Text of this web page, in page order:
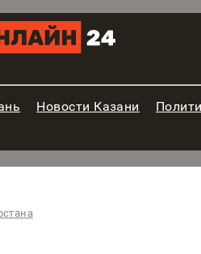
Новости Казани